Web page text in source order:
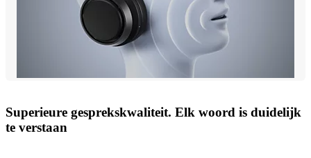
Superieure gesprekskwaliteit. Elk woord is duidelijk
te verstaan